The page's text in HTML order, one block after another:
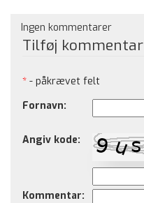
Ingen kommentarer
Tilføj kommentar
* - påkrævet felt
Fornavn:
Angiv kode:
Kommentar: